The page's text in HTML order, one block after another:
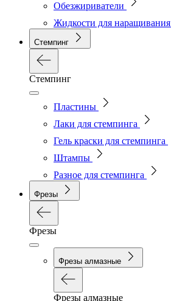
Обезжириватели
Жидкости для наращивания
Стемпинг
Стемпинг
Пластины
Лаки для стемпинга
Гель краски для стемпинга
Штампы
Разное для стемпинга
Фрезы
Фрезы
Фрезы алмазные
Фрезы алмазные